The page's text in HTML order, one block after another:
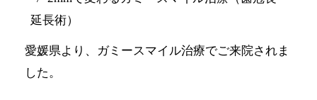
延長術）
愛媛県より、ガミースマイル治療でご来院されま
した。